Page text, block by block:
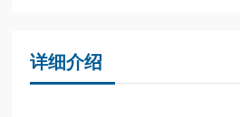
详细介绍